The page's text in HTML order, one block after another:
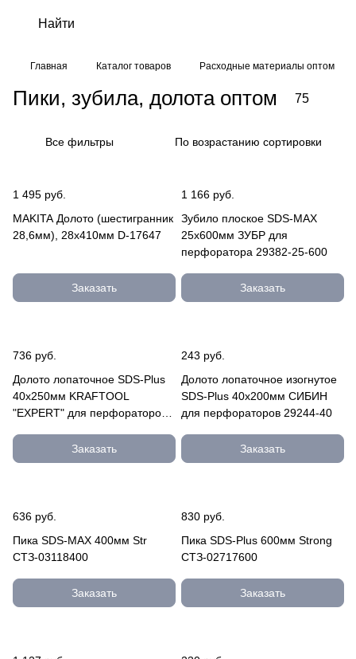
Главная Каталог товаров Расходные материалы оптом
Пики, зубила, долота оптом 75
Все фильтры По возрастанию сортировки
1 495 руб.
MAKITA Долото (шестигранник
28,6мм), 28х410мм D-17647
Заказать
1 166 руб.
Зубило плоское SDS-MAX
25х600мм ЗУБР для
перфоратора 29382-25-600
Заказать
736 руб.
Долото лопаточное SDS-Plus
40x250мм KRAFTOOL
"EXPERT" для перфораторов
Заказать
243 руб.
Долото лопаточное изогнутое
SDS-Plus 40x200мм СИБИН
для перфораторов 29244-40
Заказать
636 руб.
Пика SDS-MAX 400мм Str
СТЗ-03118400
Заказать
830 руб.
Пика SDS-Plus 600мм Strong
СТЗ-02717600
Заказать